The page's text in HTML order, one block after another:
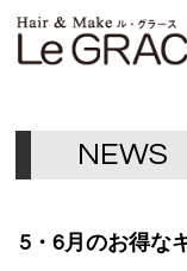
CONCEPT
NEWS
5・6月のお得な